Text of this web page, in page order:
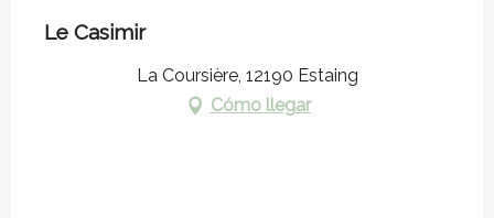
Le Casimir
La Coursière, 12190 Estaing
Cómo llegar